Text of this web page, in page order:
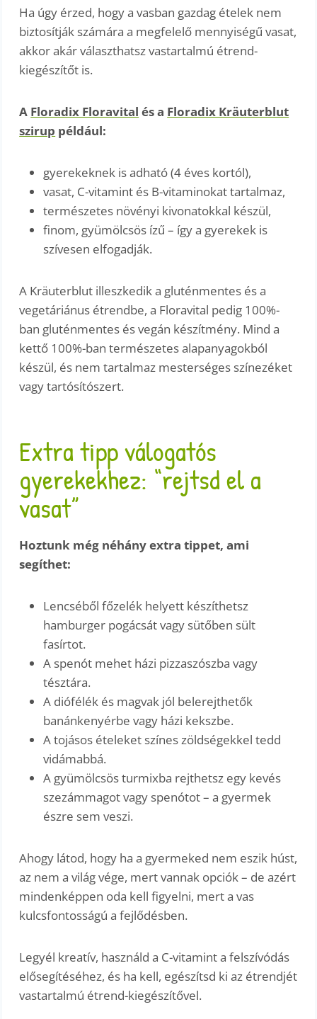
Ha úgy érzed, hogy a vasban gazdag ételek nem
biztosítják számára a megfelelő mennyiségű vasat,
akkor akár választhatsz vastartalmú étrend-
kiegészítőt is.
A Floradix Floravital és a Floradix Kräuterblut
szirup például:
gyerekeknek is adható (4 éves kortól),
vasat, C-vitamint és B-vitaminokat tartalmaz,
természetes növényi kivonatokkal készül,
finom, gyümölcsös ízű – így a gyerekek is
szívesen elfogadják.
A Kräuterblut illeszkedik a gluténmentes és a
vegetáriánus étrendbe, a Floravital pedig 100%-
ban gluténmentes és vegán készítmény. Mind a
kettő 100%-ban természetes alapanyagokból
készül, és nem tartalmaz mesterséges színezéket
vagy tartósítószert.
Extra tipp válogatós
gyerekekhez: “rejtsd el a
vasat”
Hoztunk még néhány extra tippet, ami
segíthet:
Lencséből főzelék helyett készíthetsz
hamburger pogácsát vagy sütőben sült
fasírtot.
A spenót mehet házi pizzaszószba vagy
tésztára.
A diófélék és magvak jól belerejthetők
banánkenyérbe vagy házi kekszbe.
A tojásos ételeket színes zöldségekkel tedd
vidámabbá.
A gyümölcsös turmixba rejthetsz egy kevés
szezámmagot vagy spenótot – a gyermek
észre sem veszi.
Ahogy látod, hogy ha a gyermeked nem eszik húst,
az nem a világ vége, mert vannak opciók – de azért
mindenképpen oda kell figyelni, mert a vas
kulcsfontosságú a fejlődésben.
Legyél kreatív, használd a C-vitamint a felszívódás
elősegítéséhez, és ha kell, egészítsd ki az étrendjét
vastartalmú étrend-kiegészítővel.